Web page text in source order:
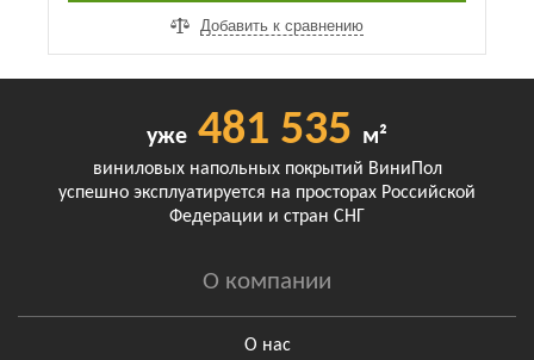
Добавить к сравнению
уже 481 535 м²
виниловых напольных покрытий ВиниПол
успешно эксплуатируется на просторах Российской
Федерации и стран СНГ
О компании
О нас